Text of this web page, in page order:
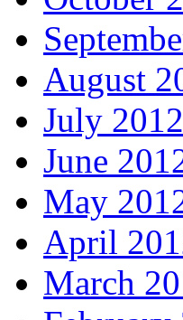
August
July 2012
June
May
April
March